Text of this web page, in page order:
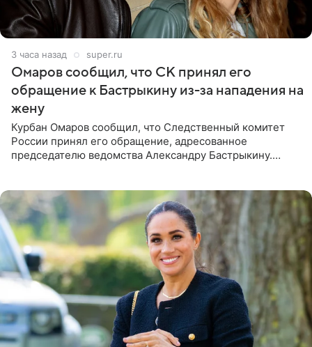
3 часа назад super.ru
Омаров сообщил, что СК принял его
обращение к Бастрыкину из-за нападения на
жену
Курбан Омаров сообщил, что Следственный комитет
России принял его обращение, адресованное
председателю ведомства Александру Бастрыкину.